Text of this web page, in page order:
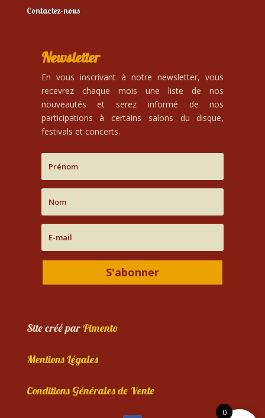
Contactez-nous
Newsletter
En vous inscrivant à notre newsletter, vous
recevrez chaque mois une liste de nos
nouveautés et serez informé de nos
participations à certains salons du disque,
festivals et concerts.
S'abonner
Site créé parPimento
Mentions Légales
Conditions Générales de Vente
0